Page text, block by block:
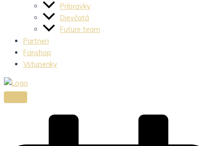
Prípravky
Dievčatá
Future team
Partneri
Fanshop
Vstupenky